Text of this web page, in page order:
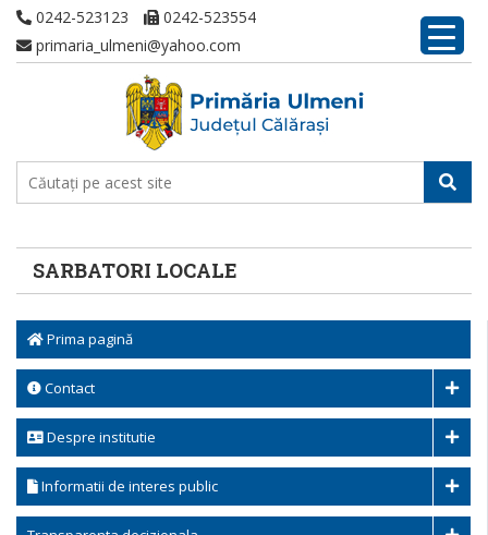
0242-523123
0242-523554
primaria_ulmeni@yahoo.com
SARBATORI LOCALE
Prima pagină
Contact
Despre institutie
Informatii de interes public